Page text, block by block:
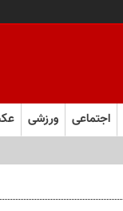
اجتماعی ورزشی